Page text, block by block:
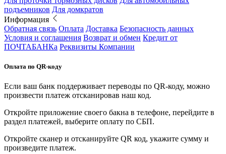
подъемников Для домкратов
Информация
Обратная связь Оплата Доставка Безопасность данных
Условия и соглашения Возврат и обмен Кредит от
ПОЧТАБАНКа Реквизиты Компании
Оплата по QR-коду
Если ваш банк поддерживает переводы по QR-коду, можно
произвести платеж отсканировав наш код.
Откройте приложение своего бакна в телефоне, перейдите в
раздел платежей, выберите оплату по СБП.
Откройте сканер и отсканируйте QR код, укажите сумму и
произведите платеж.